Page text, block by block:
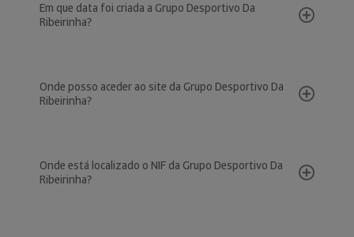
Em que data foi criada a Grupo Desportivo Da
Ribeirinha?
Onde posso aceder ao site da Grupo Desportivo Da
Ribeirinha?
Onde está localizado o NIF da Grupo Desportivo Da
Ribeirinha?